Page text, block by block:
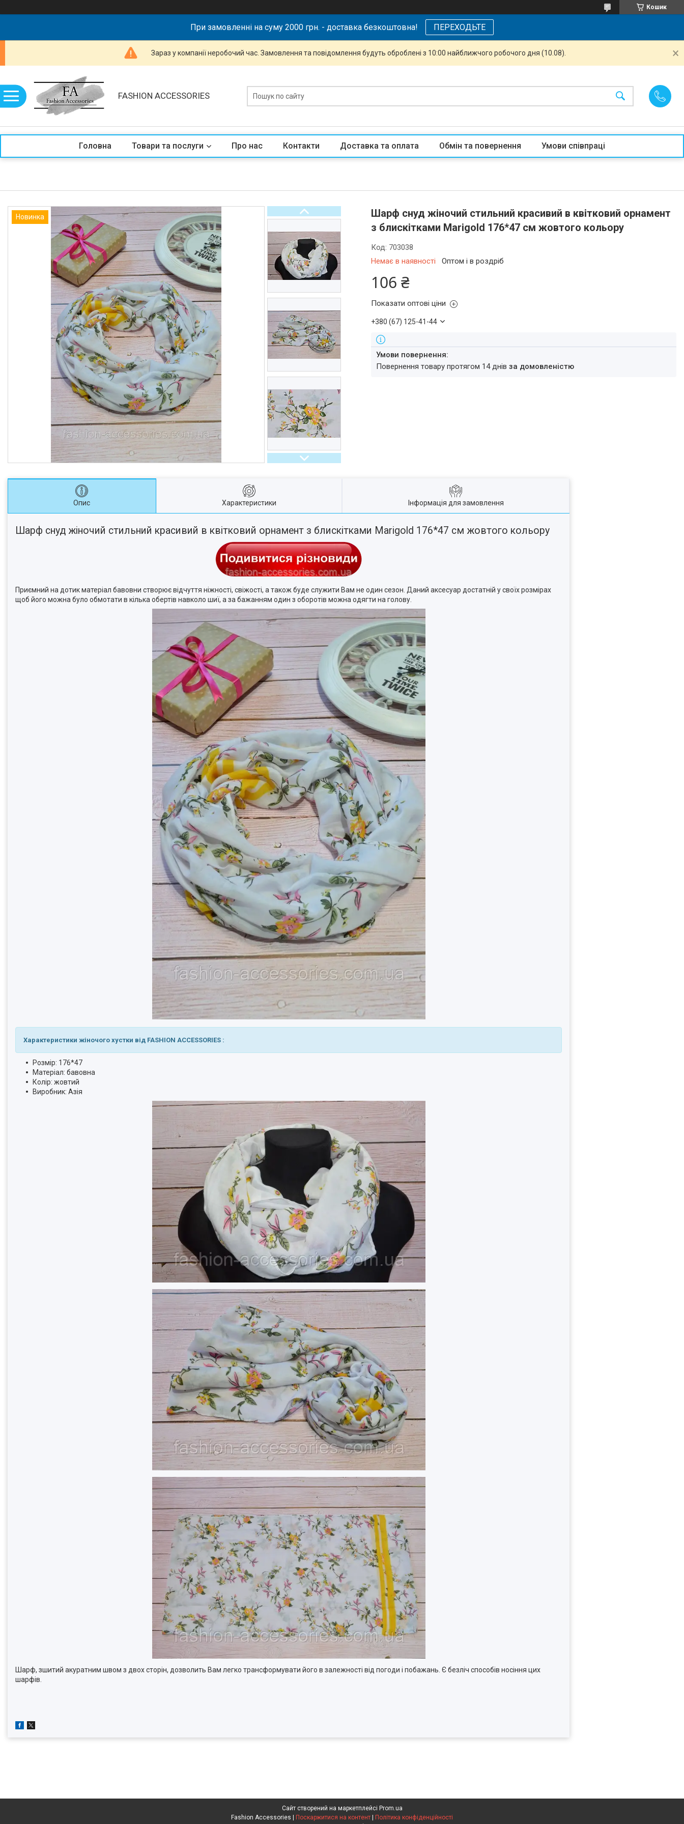
Кошик
При замовленні на суму 2000 грн. - доставка безкоштовна! ПЕРЕХОДЬТЕ
Зараз у компанії неробочий час. Замовлення та повідомлення будуть оброблені з 10:00 найближчого робочого дня (10.08).
FASHION ACCESSORIES
Головна Товари та послуги Про нас Контакти Доставка та оплата Обмін та повернення Умови співпраці
Новинка
Шарф снуд жіночий стильний красивий в квітковий орнамент
з блискітками Marigold 176*47 см жовтого кольору
Немає в наявності Оптом і в роздріб
Код: 703038
106 ₴
Показати оптові ціни
+380 (67) 125-41-44
повернення товару протягом 14 днівза домовленістю
Опис Характеристики Інформація для замовлення
Шарф снуд жіночий стильний красивий в квітковий орнамент з блискітками Marigold 176*47 см жовтого кольору
Приємний на дотик матеріал бавовни створює відчуття ніжності, свіжості, а також буде служити Вам не один сезон. Даний аксесуар достатній у своїх розмірах
щоб його можна було обмотати в кілька обертів навколо шиї, а за бажанням один з оборотів можна одягти на голову.
Характеристики жіночого хустки від FASHION ACCESSORIES :
Розмір: 176*47
Матеріал: бавовна
Колір: жовтий
Виробник: Азія
Шарф, зшитий акуратним швом з двох сторін, дозволить Вам легко трансформувати його в залежності від погоди і побажань. Є безліч способів носіння цих
шарфів.
Сайт створений на маркетплейсі Prom.ua
Fashion Accessories | Поскаржитися на контент | Політика конфіденційності